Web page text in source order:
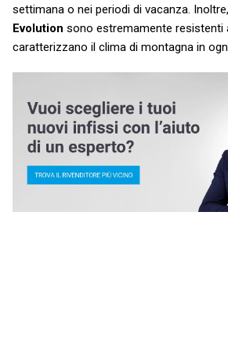
settimana o nei periodi di vacanza.
Evolution sono estremamente resistenti
caratterizzano il clima di montagna in